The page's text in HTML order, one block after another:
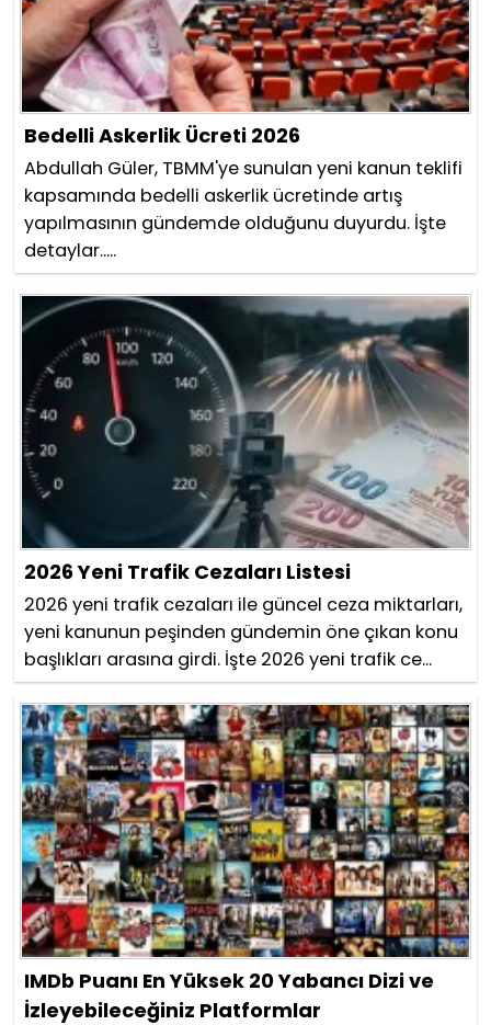
Bedelli Askerlik Ücreti 2026
Abdullah Güler, TBMM'ye sunulan yeni kanun teklifi
kapsamında bedelli askerlik ücretinde artış
yapılmasının gündemde olduğunu duyurdu. İşte
detaylar.....
2026 Yeni Trafik Cezaları Listesi
2026 yeni trafik cezaları ile güncel ceza miktarları,
yeni kanunun peşinden gündemin öne çıkan konu
başlıkları arasına girdi. İşte 2026 yeni trafik ce...
IMDb Puanı En Yüksek 20 Yabancı Dizi ve
İzleyebileceğiniz Platformlar